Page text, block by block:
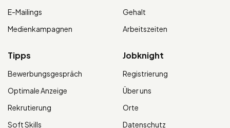
E-Mailings
Medienkampagnen
Gehalt
Arbeitszeiten
Tipps
Bewerbungsgespräch
Optimale Anzeige
Rekrutierung
Soft Skills
Jobknight
Registrierung
Über uns
Orte
Datenschutz